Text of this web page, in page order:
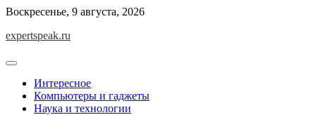
Skip
content
Воскресенье, 9 августа, 2026
expertspeak.ru
Интересное
Компьютеры и гаджеты
Наука и технологии